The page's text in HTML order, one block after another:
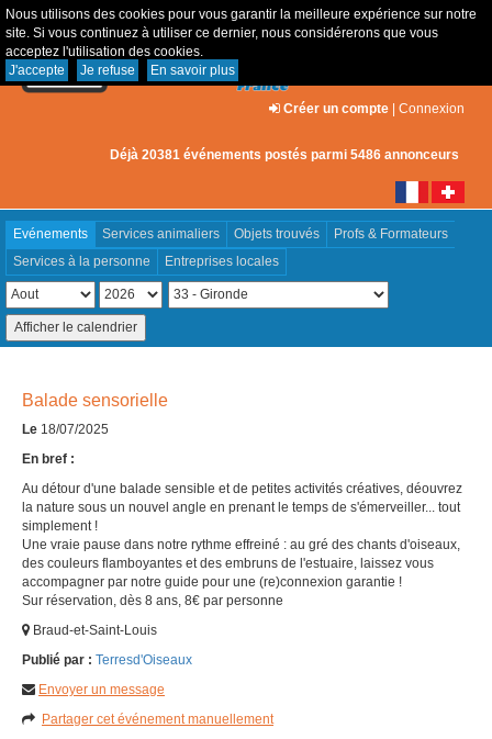
Nous utilisons des cookies pour vous garantir la meilleure expérience sur notre
site. Si vous continuez à utiliser ce dernier, nous considérerons que vous
acceptez l'utilisation des cookies.
J'accepte
Je refuse En savoir plus
Créer un compte | Connexion
Déjà 20381 événements postés parmi 5486 annonceurs
Evénements Services animaliers Objets trouvés
Profs & Formateurs
Services à la personne
Entreprises locales
Balade sensorielle
Le 18/07/2025
En bref :
Au détour d'une balade sensible et de petites activités créatives, déouvrez
la nature sous un nouvel angle en prenant le temps de s'émerveiller... tout
simplement !
Une vraie pause dans notre rythme effreiné : au gré des chants d'oiseaux,
des couleurs flamboyantes et des embruns de l'estuaire, laissez vous
accompagner par notre guide pour une (re)connexion garantie !
Sur réservation, dès 8 ans, 8€ par personne
Braud-et-Saint-Louis
Publié par : Terresd'Oiseaux
Envoyer un message
Partager cet événement manuellement